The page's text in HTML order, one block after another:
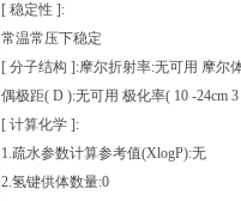
[ 稳定性 ]:
常温常压下稳定
[ 分子结构 ]:摩尔折射率:无可用 摩尔
偶极距( D ):无可用 极化率( 10 -24cm
[ 计算化学 ]:
1.疏水参数计算参考值(XlogP):无
2.氢键供体数量:0